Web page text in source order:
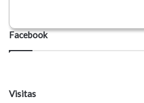
Facebook
Visitas